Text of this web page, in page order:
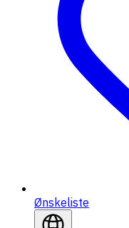
Ønskeliste